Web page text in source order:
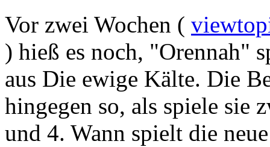
Vor zwei Wochen (
) hieß es noch, "Orennah"
aus Die ewige Kälte. Die
hingegen so, als spiele sie
und 4. Wann spielt die